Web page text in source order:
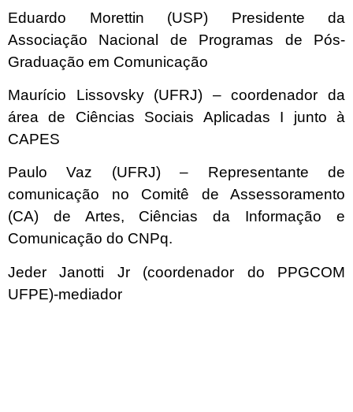
Eduardo Morettin (USP) Presidente da
Associação Nacional de Programas de Pós-
Graduação em Comunicação
Maurício Lissovsky (UFRJ) – coordenador da
área de Ciências Sociais Aplicadas I junto à
CAPES
Paulo Vaz (UFRJ) – Representante de
comunicação no Comitê de Assessoramento
(CA) de Artes, Ciências da Informação e
Comunicação do CNPq.
Jeder Janotti Jr (coordenador do PPGCOM
UFPE)-mediador